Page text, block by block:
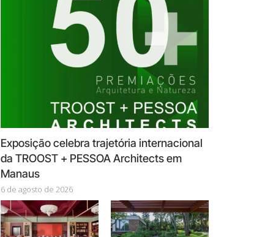
Exposição celebra trajetória internacional
da TROOST + PESSOA Architects em
Manaus
6 de agosto de 2026